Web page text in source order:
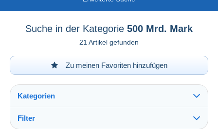
Suche in der Kategorie 500 Mrd. Mark
21 Artikel gefunden
Zu meinen Favoriten hinzufügen
Kategorien
Filter